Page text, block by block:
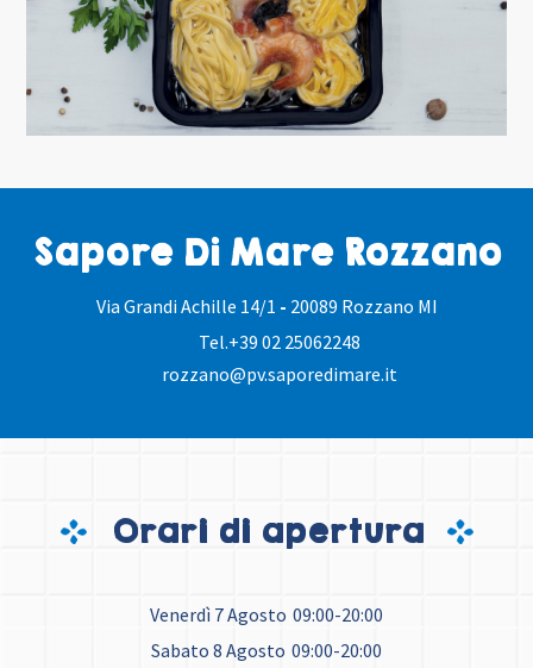
Sapore Di Mare Rozzano
Via Grandi Achille 14/1 - 20089 Rozzano MI
Tel.+39 02 25062248
rozzano@pv.saporedimare.it
Orari di apertura
Venerdì 7 Agosto 09:00-20:00
Sabato 8 Agosto 09:00-20:00